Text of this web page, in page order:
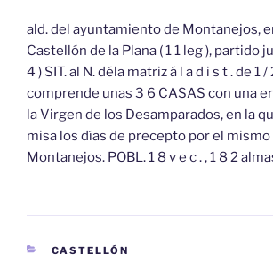
ald. del ayuntamiento de Montanejos,
Castellón de la Plana ( 1 1 leg ), partido
4 ) SIT. al N. déla matriz á l a d i s t . de 1 /
comprende unas 3 6 CASAS con una
la Virgen de los Desamparados, en la
misa los días de precepto por el mismo
Montanejos. POBL. 1 8 v e c . , 1 8 2
CATEGORÍAS
CASTELLÓN